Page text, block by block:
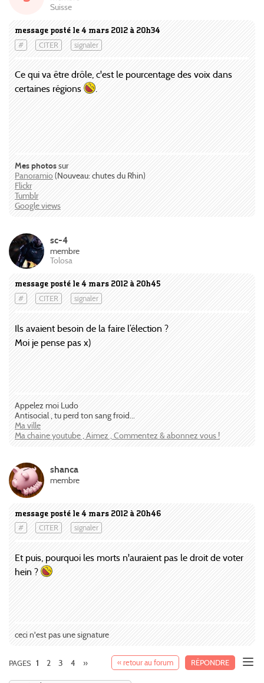
message posté le 4 mars 2012 à 20h34
# CITER signaler
Suisse
Ce qui va être drôle, c'est le pourcentage des voix dans
certaines régions
.
Mes photossur
Panoramio(Nouveau: chutes du Rhin)
Flickr
Tumblr
Google views
message posté le 4 mars 2012 à 20h45
# CITER signaler
sc-4
membre
Tolosa
Ils avaient besoin de la faire l’élection ?
Moi je pense pas x)
Appelez moi Ludo
Antisocial , tu perd ton sang froid...
Ma ville
Ma chaine youtube , Aimez , Commentez & abonnez vous !
message posté le 4 mars 2012 à 20h46
# CITER signaler
shanca
membre
Et puis, pourquoi les morts n'auraient pas le droit de voter
hein ?
ceci n'est pas une signature
« retour au forum RÉPONDRE
PAGES 1 2 3 4 »